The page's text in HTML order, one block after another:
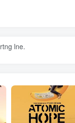
lne.